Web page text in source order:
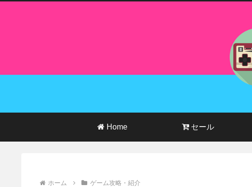
Home セール
ホーム ゲーム攻略・紹介